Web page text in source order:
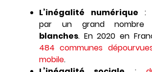
L’inégalité numérique :
par un grand
blanches. En 2020 en
484 communes
mobile.